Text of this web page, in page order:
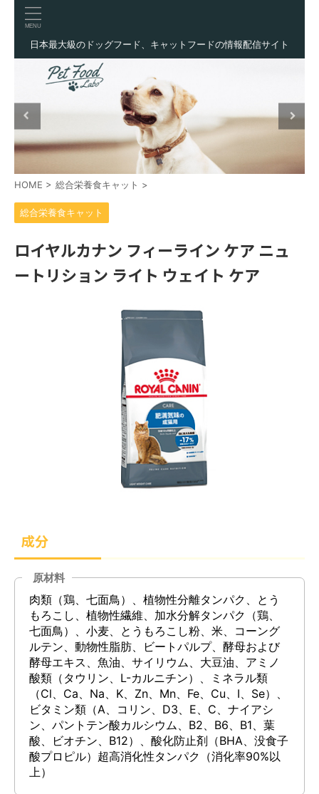
日本最大級のドッグフード、キャットフードの情報配信サイト
HOME > 総合栄養食キャット >
総合栄養食キャット
ロイヤルカナン フィーライン ケア ニュ
ートリション ライト ウェイト ケア
成分
原材料
肉類（鶏、七面鳥）、植物性分離タンパク、とう
もろこし、植物性繊維、加水分解タンパク（鶏、
七面鳥）、小麦、とうもろこし粉、米、コーング
ルテン、動物性脂肪、ビートパルプ、酵母および
酵母エキス、魚油、サイリウム、大豆油、アミノ
酸類（タウリン、L-カルニチン）、ミネラル類
（Cl、Ca、Na、K、Zn、Mn、Fe、Cu、I、Se）、
ビタミン類（A、コリン、D3、E、C、ナイアシ
ン、パントテン酸カルシウム、B2、B6、B1、葉
酸、ビオチン、B12）、酸化防止剤（BHA、没食子
酸プロピル）超高消化性タンパク（消化率90%以
上）